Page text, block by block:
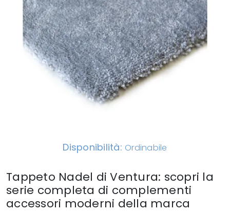
Disponibilità: Ordinabile
Tappeto Nadel di Ventura: scopri la
serie completa di complementi
accessori moderni della marca